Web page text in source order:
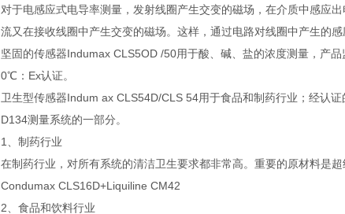
对于电感应式电导率测量，发射线圈产生交变的磁场，在介质中感应
流又在接收线圈中产生交变的磁场。这样，通过电路对线圈中产生的
坚固的传感器Indumax CLS5OD /50用于酸、碱、盐的浓度测量，产
0℃：Ex认证。
卫生型传感器Indum ax CLS54D/CLS 54用于食品和制药行业；经认
D134测量系统的一部分。
1、制药行业
在制药行业，对所有系统的清洁卫生要求都非常高。重要的原材料是
Condumax CLS16D+Liquiline CM42
2、食品和饮料行业